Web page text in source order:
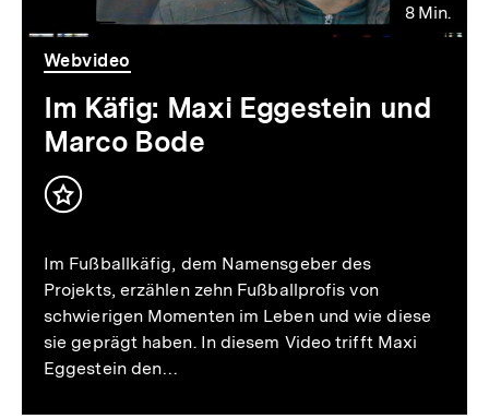
8 Min.
Video
Dauer
8
Min.
Webvideo
Im Käfig: Maxi Eggestein und
Marco Bode
Inhalt
Im Fußballkäfig, dem Namensgeber des
Projekts, erzählen zehn Fußballprofis von
schwierigen Momenten im Leben und wie diese
sie geprägt haben. In diesem Video trifft Maxi
Eggestein den…